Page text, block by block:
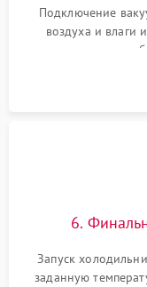
Подключение
воздуха и влаги
дозированным
электронным весам.
6.
Запуск
заданную